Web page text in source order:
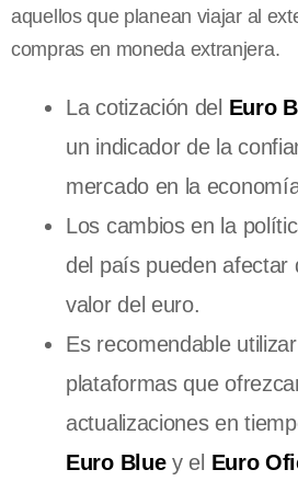
aquellos que planean viajar al
compras en moneda extranjera.
La cotización del Euro
un indicador de la
mercado en la
Los cambios en la
del país pueden afectar
valor del euro.
Es recomendable
plataformas que
actualizaciones en
Euro Bluey el Euro